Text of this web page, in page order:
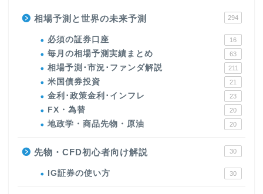
相場予測と世界の未来予測 294
必須の証券口座 16
毎月の相場予測実績まとめ 63
相場予測･市況･ファンダ解説 211
米国債券投資 21
金利･政策金利･インフレ 23
FX・為替 20
地政学・商品先物・原油 20
先物・CFD初心者向け解説 30
IG証券の使い方 30